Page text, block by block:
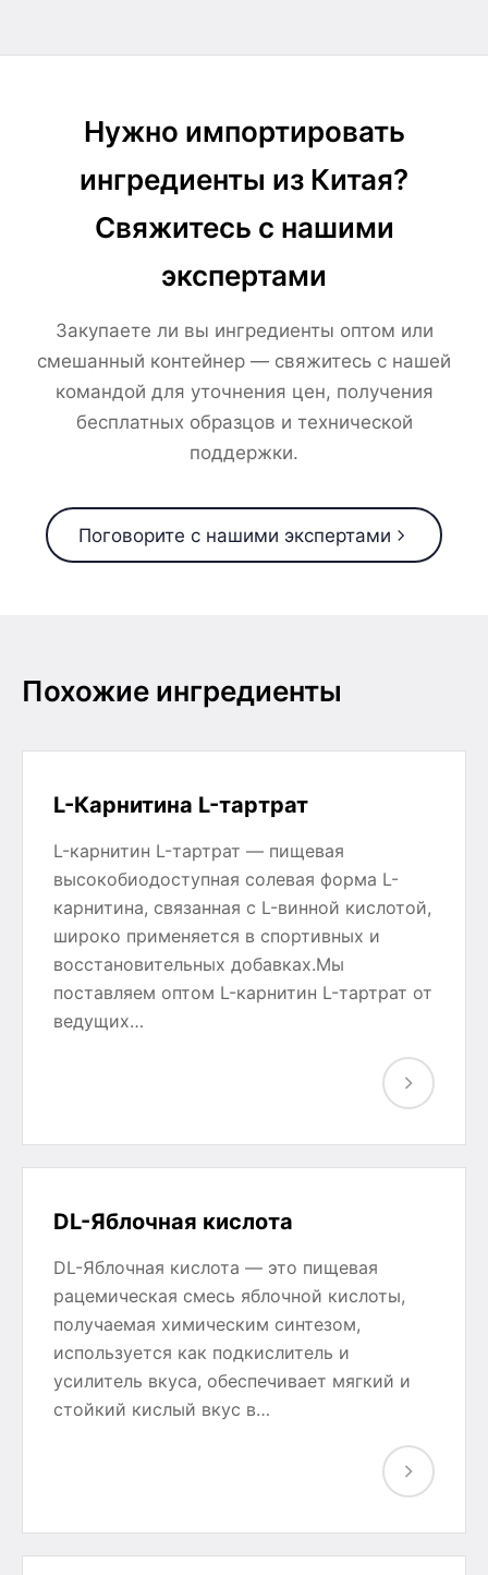
Нужно импортировать
ингредиенты из Китая?
Свяжитесь с нашими
экспертами
Закупаете ли вы ингредиенты оптом или
смешанный контейнер — свяжитесь с нашей
командой для уточнения цен, получения
бесплатных образцов и технической
поддержки.
Поговорите с нашими экспертами
Похожие ингредиенты
L-Карнитина L-тартрат
L-карнитин L-тартрат — пищевая
высокобиодоступная солевая форма L-
карнитина, связанная с L-винной кислотой,
широко применяется в спортивных и
восстановительных добавках.Мы
поставляем оптом L-карнитин L-тартрат от
ведущих…
DL-Яблочная кислота
DL-Яблочная кислота — это пищевая
рацемическая смесь яблочной кислоты,
получаемая химическим синтезом,
используется как подкислитель и
усилитель вкуса, обеспечивает мягкий и
стойкий кислый вкус в…